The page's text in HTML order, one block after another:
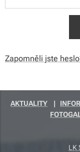
Zapomněli jste
AKTUALITY |
LK